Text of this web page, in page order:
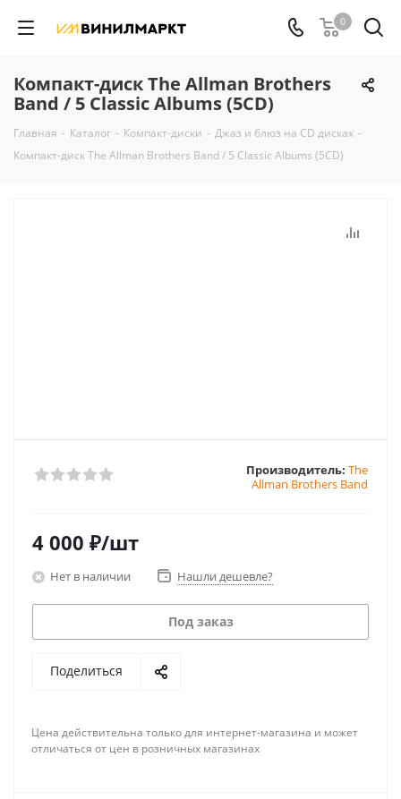
0
Компакт-диск The Allman Brothers
Band / 5 Classic Albums (5CD)
Главная - Каталог - Компакт-диски - Джаз и блюз на CD дисках -
Компакт-диск The Allman Brothers Band / 5 Classic Albums (5CD)
Производитель: The
Allman Brothers Band
4 000 ₽/шт
Нет в наличии Нашли дешевле?
Под заказ
Поделиться
Цена действительна только для интернет-магазина и может
отличаться от цен в розничных магазинах